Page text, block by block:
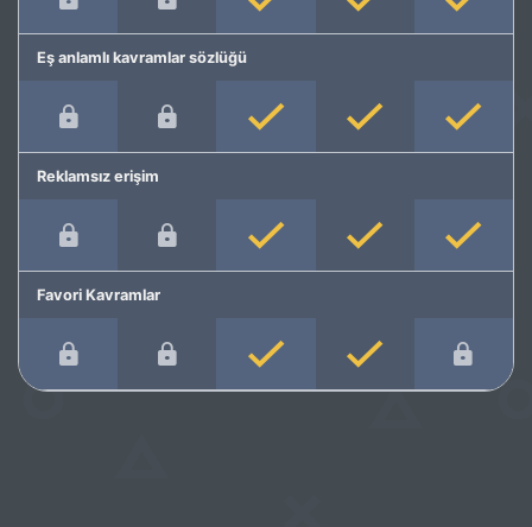
Eş anlamlı kavramlar sözlüğü
Reklamsız erişim
Favori Kavramlar